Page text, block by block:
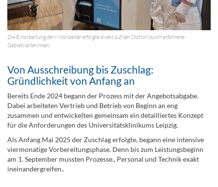
Die Einarbeitung der Mitarbeiter erfolgte direkt auf der Station durch erfahrene
Gebietsleiterinnen.
Von Ausschreibung bis Zuschlag:
Gründlichkeit von Anfang an
Bereits Ende 2024 begann der Prozess mit der Angebotsabgabe.
Dabei arbeiteten Vertrieb und Betrieb von Beginn an eng
zusammen und entwickelten gemeinsam ein detailliertes Konzept
für die Anforderungen des Universitätsklinikums Leipzig.
Als Anfang Mai 2025 der Zuschlag erfolgte, begann eine intensive
viermonatige Vorbereitungsphase. Denn bis zum Leistungsbeginn
am 1. September mussten Prozesse., Personal und Technik exakt
ineinandergreifen..